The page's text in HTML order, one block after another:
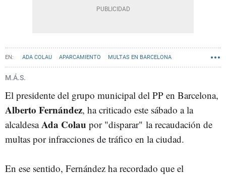
ADA COLAU APARCAMIENTO MULTAS EN BARCELONA
M.Á.S.
El presidente del grupo municipal del PP en Barcelona,
Alberto Fernández, ha criticado este sábado a la
alcaldesaAda Colau por "disparar" la recaudación de
multas por infracciones de tráfico en la ciudad.
En ese sentido, Fernández ha recordado que el